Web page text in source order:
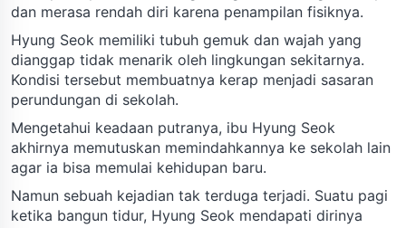
dan merasa rendah diri karena penampilan fisiknya.
Hyung Seok memiliki tubuh gemuk dan wajah yang
dianggap tidak menarik oleh lingkungan sekitarnya.
Kondisi tersebut membuatnya kerap menjadi sasaran
perundungan di sekolah.
Mengetahui keadaan putranya, ibu Hyung Seok
akhirnya memutuskan memindahkannya ke sekolah lain
agar ia bisa memulai kehidupan baru.
Namun sebuah kejadian tak terduga terjadi. Suatu pagi
ketika bangun tidur, Hyung Seok mendapati dirinya